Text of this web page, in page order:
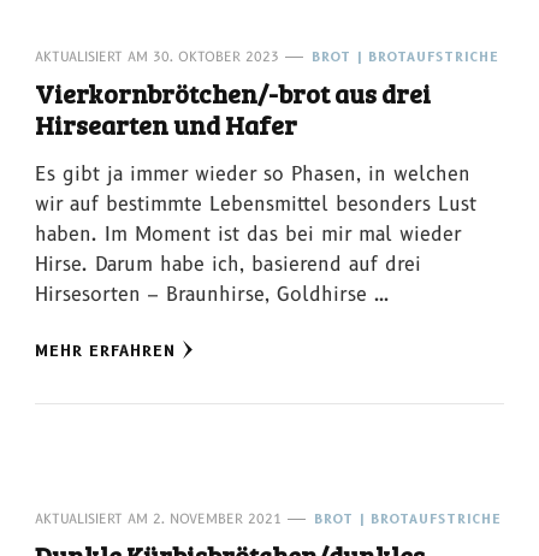
AKTUALISIERT AM 30. OKTOBER 2023 BROT | BROTAUFSTRICHE
Vierkornbrötchen/-brot aus drei
Hirsearten und Hafer
Es gibt ja immer wieder so Phasen, in welchen
wir auf bestimmte Lebensmittel besonders Lust
haben. Im Moment ist das bei mir mal wieder
Hirse. Darum habe ich, basierend auf drei
Hirsesorten – Braunhirse, Goldhirse …
MEHR ERFAHREN
AKTUALISIERT AM 2. NOVEMBER 2021 BROT | BROTAUFSTRICHE